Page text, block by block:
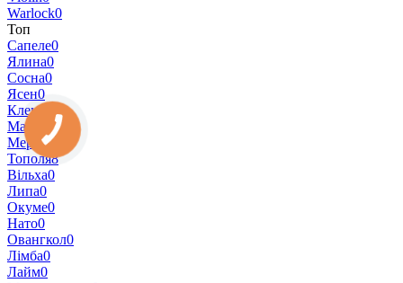
Warlock0
Топ
Сапеле0
Ялина0
Сосна0
Ясен0
Клен0
Махоґані
Меранті
Тополя8
Вільха0
Липа0
Окуме0
Нато0
Овангкол0
Лімба0
Лайм0